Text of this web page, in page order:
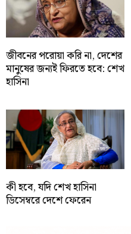
জীবনের পরোয়া করি না, দেশের
মানুষের জন্যই ফিরতে হবে: শেখ
হাসিনা
কী হবে, যদি শেখ হাসিনা
ডিসেম্বরে দেশে ফেরেন